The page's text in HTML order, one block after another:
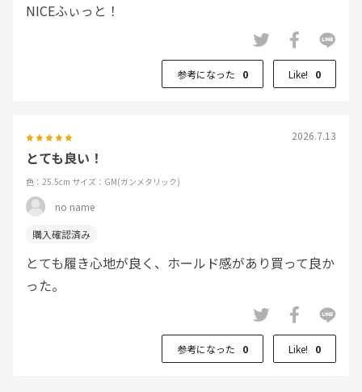
NICEふぃっと！
参考になった 0 Like! 0
2026.7.13
とても良い！
色：25.5cm サイズ：GM(ガンメタリック)
no name
とても履き心地が良く、ホールド感があり買って良か
った。
参考になった 0 Like! 0